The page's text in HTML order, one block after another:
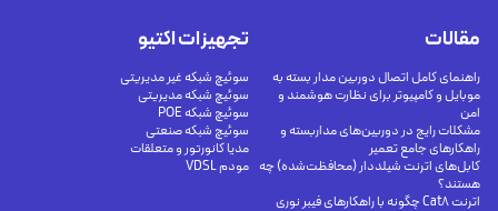
تجهیزات اکتیو
سوئیچ شبکه غیر مدیریتی
سوئیچ شبکه مدیریتی
سوئیچ شبکه POE
سوئیچ شبکه صنعتی
مدیا کانورتور و متعلقات
مودم VDSL
مقالات
راهنمای کامل اتصال دوربین مدار بسته به
موبایل و کامپیوتر برای نظارت هوشمند و
امن
مشکلات رایج در دوربین‌های مداربسته و
راهکارهای جامع تعمیر
کابل‌های اترنت شیلددار (محافظت‌شده) چه
هستند؟
اترنت Cat8 چگونه با راهکارهای فیبر نوری